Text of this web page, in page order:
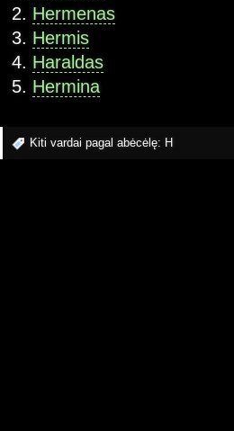
Hermenas
Hermis
Haraldas
Hermina
Kiti vardai pagal abėcėlę: H